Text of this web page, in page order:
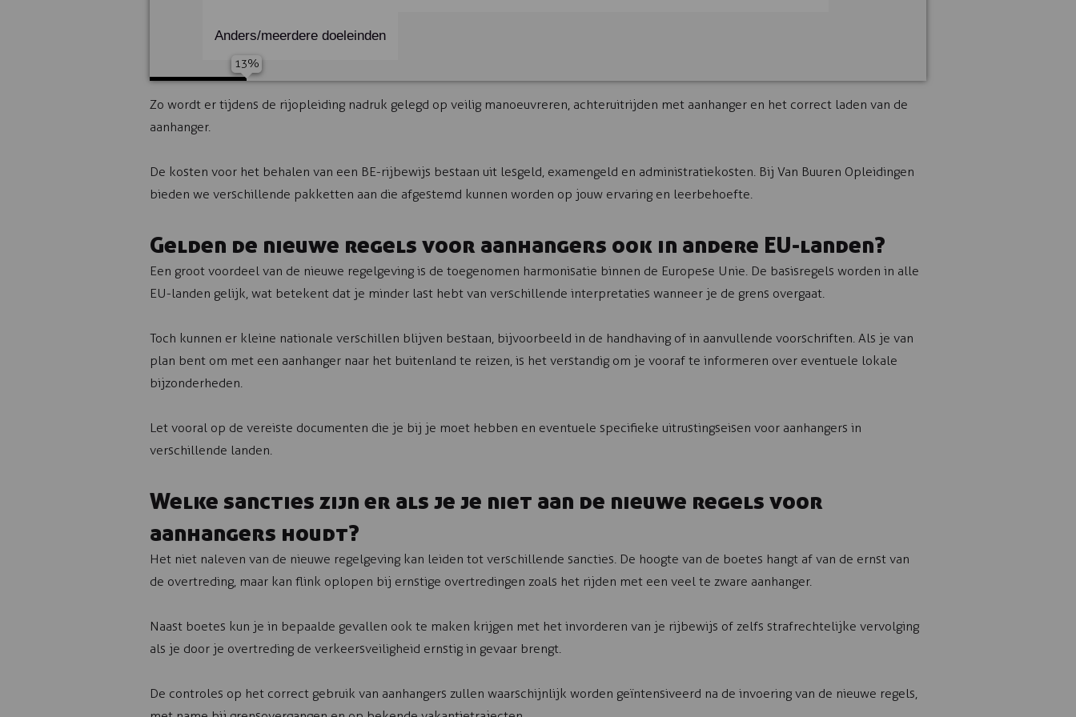
Anders/meerdere doeleinden
Voorkeur voor contact
Zo wordt er tijdens de rijopleiding nadruk gelegd op veilig manoeuvreren, achteruitrijden met aanhanger en het correct laden van de
aanhanger.
De kosten voor het behalen van een BE-rijbewijs bestaan uit lesgeld, examengeld en administratiekosten. Bij Van Buuren Opleidingen
bieden we verschillende pakketten aan die afgestemd kunnen worden op jouw ervaring en leerbehoefte.
Gelden de nieuwe regels voor aanhangers ook in andere EU-landen?
Een groot voordeel van de nieuwe regelgeving is de toegenomen harmonisatie binnen de Europese Unie. De basisregels worden in alle
EU-landen gelijk, wat betekent dat je minder last hebt van verschillende interpretaties wanneer je de grens overgaat.
Toch kunnen er kleine nationale verschillen blijven bestaan, bijvoorbeeld in de handhaving of in aanvullende voorschriften. Als je van
plan bent om met een aanhanger naar het buitenland te reizen, is het verstandig om je vooraf te informeren over eventuele lokale
bijzonderheden.
Let vooral op de vereiste documenten die je bij je moet hebben en eventuele specifieke uitrustingseisen voor aanhangers in
verschillende landen.
Welke sancties zijn er als je je niet aan de nieuwe regels voor
aanhangers houdt?
Het niet naleven van de nieuwe regelgeving kan leiden tot verschillende sancties. De hoogte van de boetes hangt af van de ernst van
de overtreding, maar kan flink oplopen bij ernstige overtredingen zoals het rijden met een veel te zware aanhanger.
Naast boetes kun je in bepaalde gevallen ook te maken krijgen met het invorderen van je rijbewijs of zelfs strafrechtelijke vervolging
als je door je overtreding de verkeersveiligheid ernstig in gevaar brengt.
De controles op het correct gebruik van aanhangers zullen waarschijnlijk worden geïntensiveerd na de invoering van de nieuwe regels,